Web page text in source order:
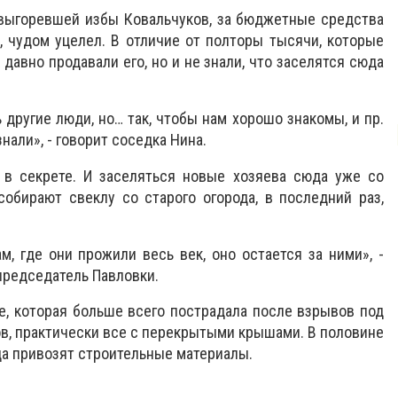
избы Ковальчуков, за бюджетные средства
уцелел. В отличие от полторы тысячи, которые
продавали его, но и не знали, что заселятся сюда
люди, но… так, чтобы нам хорошо знакомы, и пр.
- говорит соседка Нина.
секрете. И заселяться новые хозяева сюда уже со
свеклу со старого огорода, в последний раз,
где они прожили весь век, оно остается за ними», -
Павловки.
которая больше всего пострадала после взрывов под
практически все с перекрытыми крышами. В половине
привозят строительные материалы.